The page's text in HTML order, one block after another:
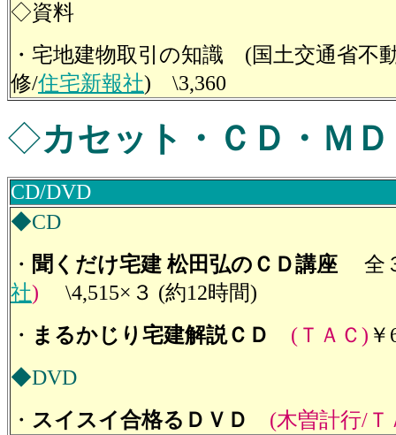
◇資料
・宅地建物取引の知識 (国土交通省不
修/住宅新報社) \3,360
◇カセット・ＣＤ・ＭＤ
CD/DVD
◆CD
・ 聞くだけ宅建 松田弘のＣＤ講座 全
社) \4,515×３ (約12時間)
・ まるかじり宅建解説ＣＤ (ＴＡＣ)
◆DVD
・ スイスイ合格るＤＶＤ (木曽計行/